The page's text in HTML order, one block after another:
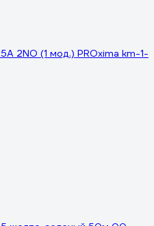
2NО (1 мод.) PROxima km-1-